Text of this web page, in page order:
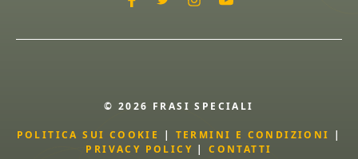
© 2026 FRASI SPECIALI
POLITICA SUI COOKIE | TERMINI E CONDIZIONI |
PRIVACY POLICY |CONTATTI